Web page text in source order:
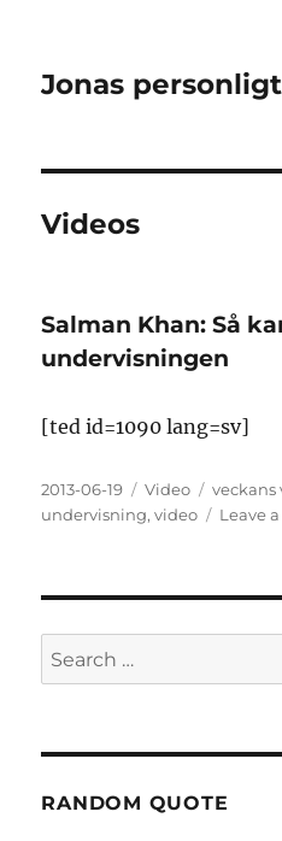
Jonas personligt
Videos
Salman Khan: Så
undervisningen
[ted id=1090 lang=sv]
Posted
on
2013-06-19 Format
Video veckans
undervisning,video Leave
Search
for:
RANDOM QUOTE